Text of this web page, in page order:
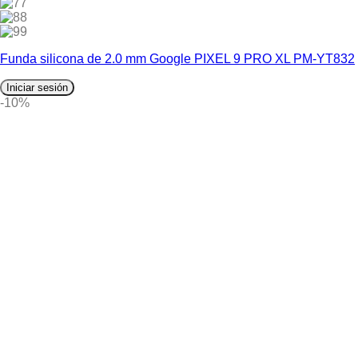
7
8
9
Funda silicona de 2.0 mm Google PIXEL 9 PRO XL PM-YT832
Iniciar sesión
-10%